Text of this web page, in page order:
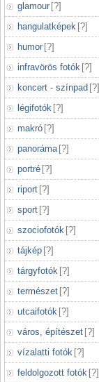
glamour [?]
hangulatképek [?]
humor [?]
infravörös fotók [?]
koncert - színpad [?]
légifotók [?]
makró [?]
panoráma [?]
portré [?]
riport [?]
sport [?]
szociofotók [?]
tájkép [?]
tárgyfotók [?]
természet [?]
utcaifotók [?]
város, építészet [?]
vízalatti fotók [?]
feldolgozott fotók [?]